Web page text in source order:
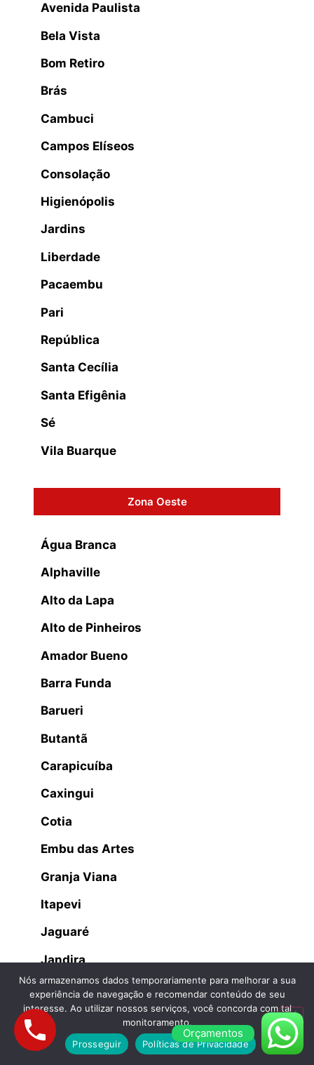
Avenida Paulista
Bela Vista
Bom Retiro
Brás
Cambuci
Campos Elíseos
Consolação
Higienópolis
Jardins
Liberdade
Pacaembu
Pari
República
Santa Cecília
Santa Efigênia
Sé
Vila Buarque
Zona Oeste
Água Branca
Alphaville
Alto da Lapa
Alto de Pinheiros
Amador Bueno
Barra Funda
Barueri
Butantã
Carapicuíba
Caxingui
Cotia
Embu das Artes
Granja Viana
Itapevi
Jaguaré
Jandira
Jaraguá
Lapa
Osasco
Orçamentos
Nós armazenamos dados temporariamente para melhorar a sua
experiência de navegação e recomendar conteúdo de seu
interesse. Ao utilizar nossos serviços, você concorda com tal
monitoramento.
Prosseguir
Políticas de Privacidade